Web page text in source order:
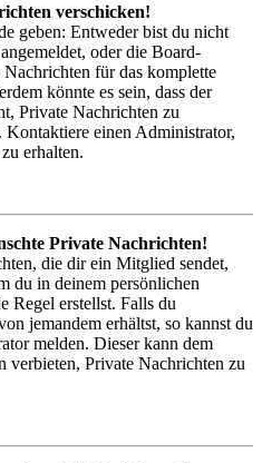
verschicken!
geben: Entweder bist du nicht
oder die Board-
für das komplette
könnte es sein, dass der
Private Nachrichten zu
Kontaktiere einen Administrator,
erhalten.
Private Nachrichten!
die dir ein Mitglied sendet,
du in deinem persönlichen
Regel erstellst. Falls du
jemandem erhältst, so kannst du
melden. Dieser kann dem
verbieten, Private Nachrichten zu